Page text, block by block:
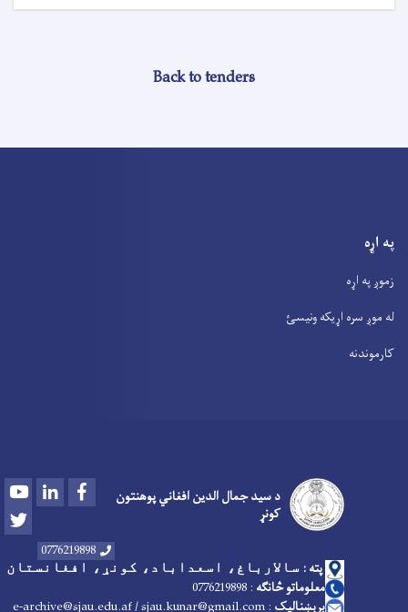
Back to tenders
په اړه
زموږ په اړه
له موږ سره اړیکه ونیسئ
کارموندنه
د سید جمال الدین افغاني پوهنتون
کونړ
YoutubeLinkedInFacebook
0776219898
پته : سالارباغ، اسعداباد، کونړ، افغانستان
معلوماتو څانګه :
0776219898
برېښنالیک : e-archive@sjau.edu.af / sjau.kunar@gmail.com